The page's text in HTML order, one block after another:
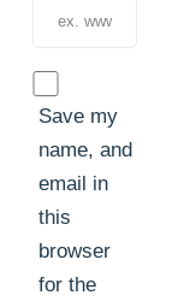
Save my
name, and
email in
this
browser
for the